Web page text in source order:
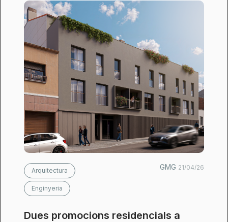
Arquitectura
Enginyeria
GMG 21/04/26
Dues promocions residencials a